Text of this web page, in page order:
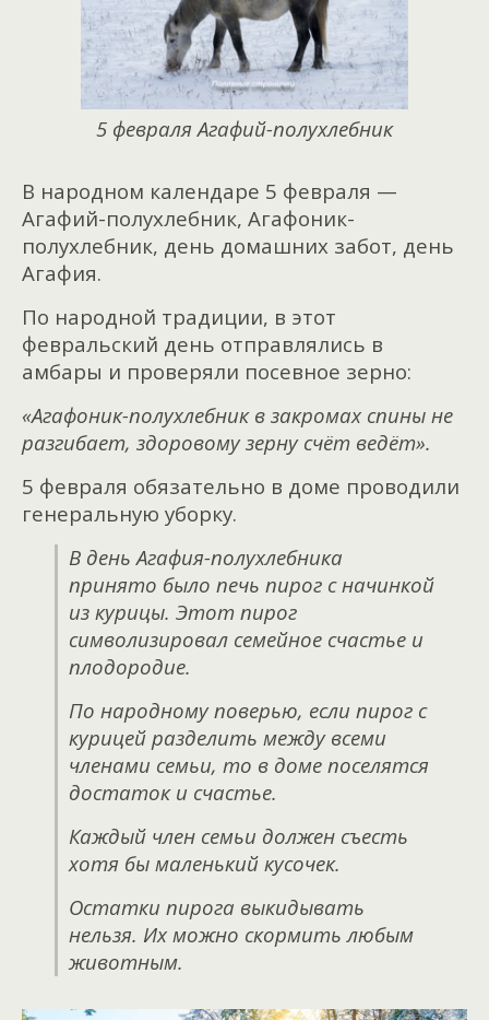
5 февраля Агафий-полухлебник
В народном календаре 5 февраля —
Агафий-полухлебник, Агафоник-
полухлебник, день домашних забот, день
Агафия.
По народной традиции, в этот
февральский день отправлялись в
амбары и проверяли посевное зерно:
«Агафоник-полухлебник в закромах спины не
разгибает, здоровому зерну счёт ведёт».
5 февраля обязательно в доме проводили
генеральную уборку.
В день Агафия-полухлебника
принято было печь пирог с начинкой
из курицы. Этот пирог
символизировал семейное счастье и
плодородие.
По народному поверью, если пирог с
курицей разделить между всеми
членами семьи, то в доме поселятся
достаток и счастье.
Каждый член семьи должен съесть
хотя бы маленький кусочек.
Остатки пирога выкидывать
нельзя. Их можно скормить любым
животным.